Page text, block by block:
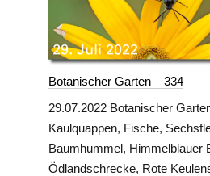
Botanischer Garten – 334
29.07.2022 Botanischer
Kaulquappen, Fische,
Baumhummel, Himmelblauer
Ödlandschrecke, Rote